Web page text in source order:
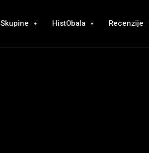
Skupine HistObala Recenzije